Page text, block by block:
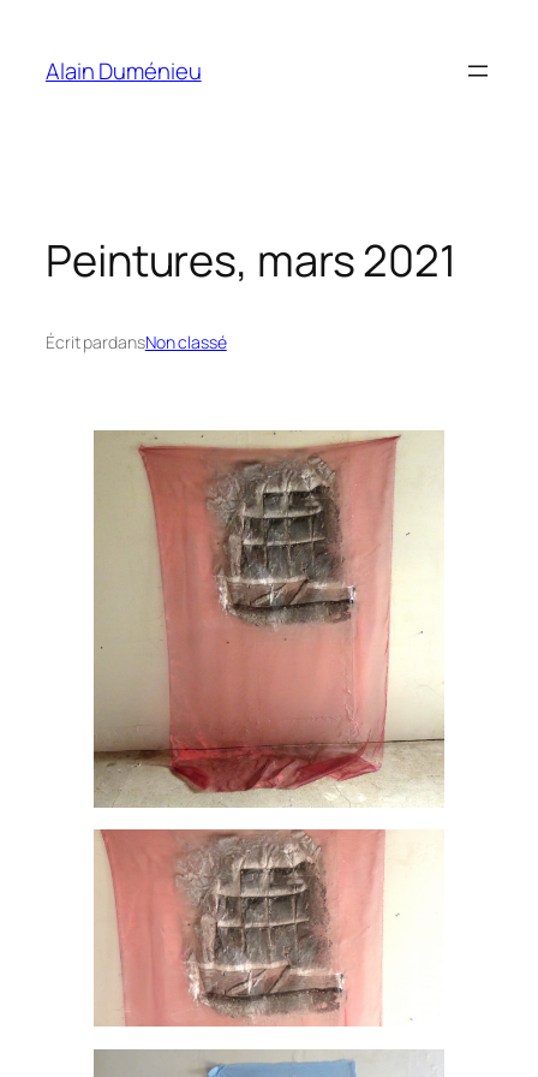
contenu
Alain Duménieu
Peintures, mars 2021
Écrit pardansNon classé